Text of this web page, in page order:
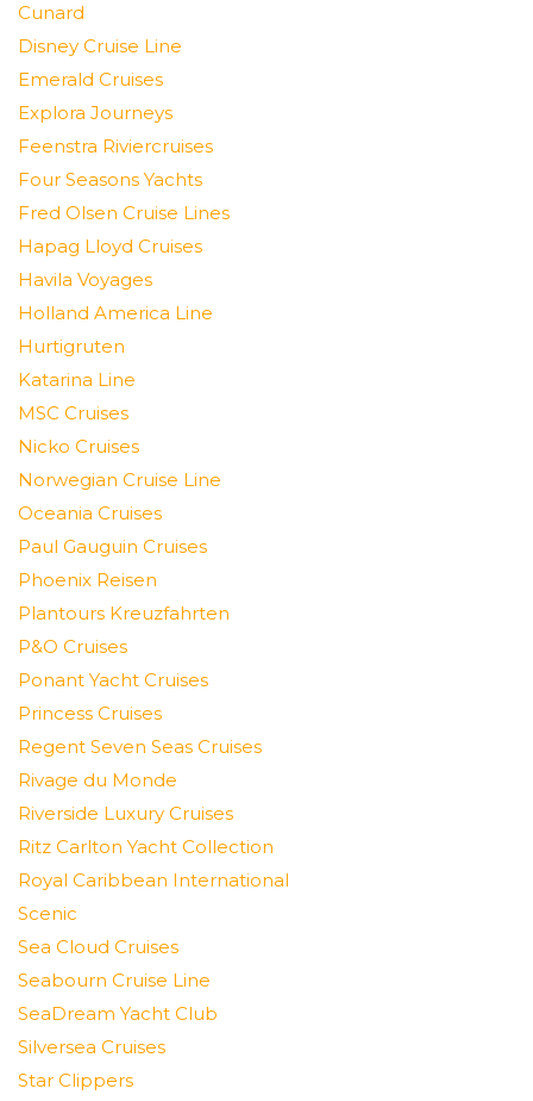
Cunard
Disney Cruise Line
Emerald Cruises
Explora Journeys
Feenstra Riviercruises
Four Seasons Yachts
Fred Olsen Cruise Lines
Hapag Lloyd Cruises
Havila Voyages
Holland America Line
Hurtigruten
Katarina Line
MSC Cruises
Nicko Cruises
Norwegian Cruise Line
Oceania Cruises
Paul Gauguin Cruises
Phoenix Reisen
Plantours Kreuzfahrten
P&O Cruises
Ponant Yacht Cruises
Princess Cruises
Regent Seven Seas Cruises
Rivage du Monde
Riverside Luxury Cruises
Ritz Carlton Yacht Collection
Royal Caribbean International
Scenic
Sea Cloud Cruises
Seabourn Cruise Line
SeaDream Yacht Club
Silversea Cruises
Star Clippers